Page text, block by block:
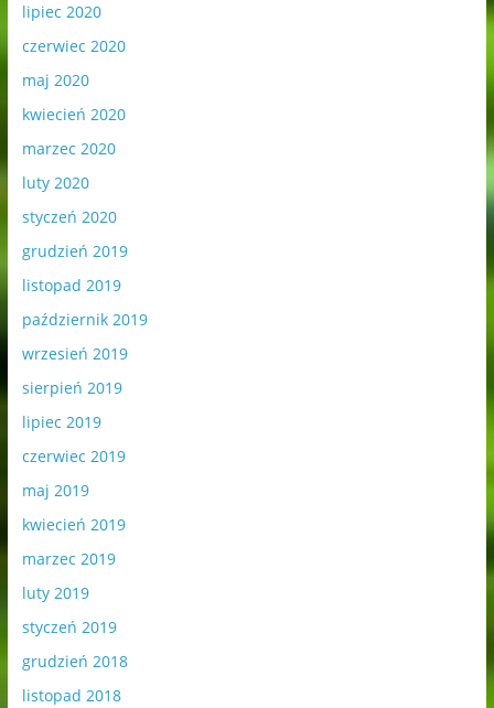
lipiec 2020
czerwiec 2020
maj 2020
kwiecień 2020
marzec 2020
luty 2020
styczeń 2020
grudzień 2019
listopad 2019
październik 2019
wrzesień 2019
sierpień 2019
lipiec 2019
czerwiec 2019
maj 2019
kwiecień 2019
marzec 2019
luty 2019
styczeń 2019
grudzień 2018
listopad 2018